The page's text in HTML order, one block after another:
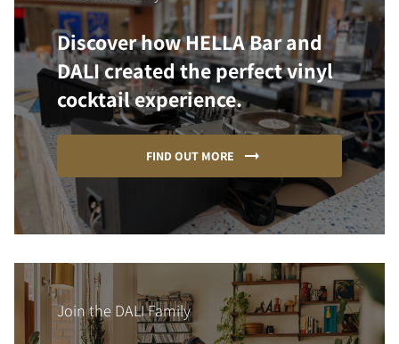
Discover how HELLA Bar and
DALI created the perfect vinyl
cocktail experience.
FIND OUT MORE
Join the DALI Family